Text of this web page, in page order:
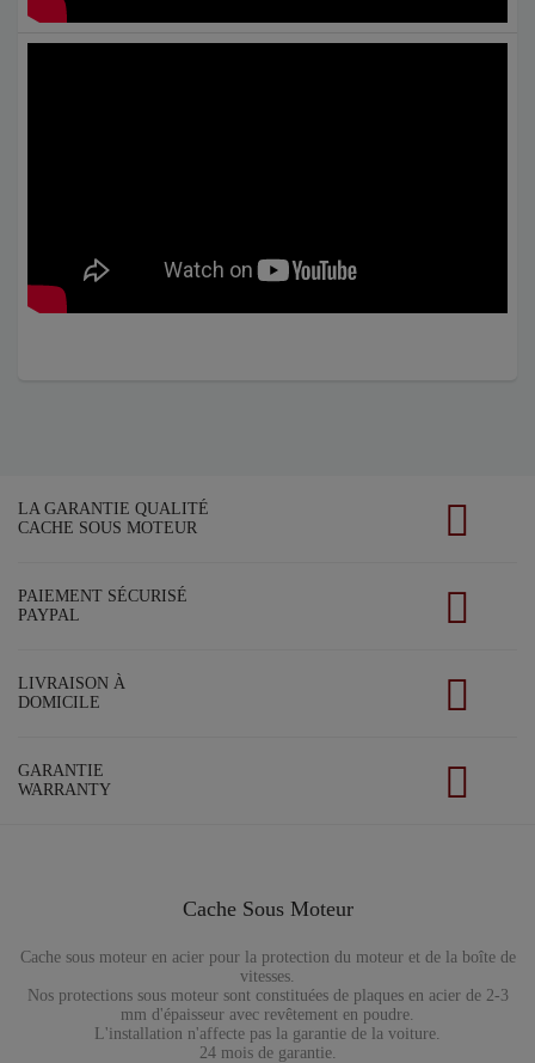
LA GARANTIE QUALITÉ
CACHE SOUS MOTEUR
PAIEMENT SÉCURISÉ
PAYPAL
LIVRAISON À
DOMICILE
GARANTIE
WARRANTY
Cache Sous Moteur
Cache sous moteur en acier pour la protection du moteur et de la boîte de
vitesses.
Nos protections sous moteur sont constituées de plaques en acier de 2-3
mm d'épaisseur avec revêtement en poudre.
L'installation n'affecte pas la garantie de la voiture.
24 mois de garantie.